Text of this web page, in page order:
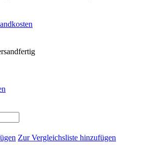
Zur Vergleichsliste hinzufügen